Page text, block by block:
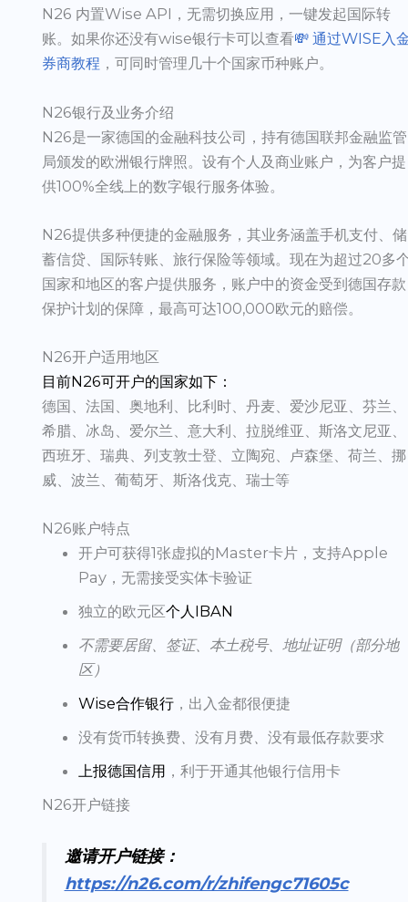
N26 内置Wise API，无需切换应用，一键发起国际转
账。如果你还没有wise银行卡可以查看💸 通过WISE入
券商教程 ，可同时管理几十个国家币种账户。
N26银行及业务介绍
N26是一家德国的金融科技公司，持有德国联邦金融监管
局颁发的欧洲银行牌照。设有个人及商业账户，为客户提
供100%全线上的数字银行服务体验。
N26提供多种便捷的金融服务，其业务涵盖手机支付、储
蓄信贷、国际转账、旅行保险等领域。现在为超过20多
国家和地区的客户提供服务，账户中的资金受到德国存款
保护计划的保障，最高可达100,000欧元的赔偿。
N26开户适用地区
目前N26可开户的国家如下：
德国、法国、奥地利、比利时、丹麦、爱沙尼亚、芬兰、
希腊、冰岛、爱尔兰、意大利、拉脱维亚、斯洛文尼亚、
西班牙、瑞典、列支敦士登、立陶宛、卢森堡、荷兰、挪
威、波兰、葡萄牙、斯洛伐克、瑞士等
N26账户特点
开户可获得1张虚拟的Master卡片，支持Apple
Pay，无需接受实体卡验证
独立的欧元区个人IBAN
不需要居留、签证、本土税号、地址证明（部分地
区）
Wise合作银行，出入金都很便捷
没有货币转换费、 没有月费、 没有最低存款要求
上报德国信用 ，利于开通其他银行信用卡
N26开户链接
邀请开户链接：
https://n26.com/r/zhifengc71605c